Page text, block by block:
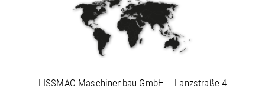
LISSMAC Maschinenbau GmbH
Lanzstraße 4